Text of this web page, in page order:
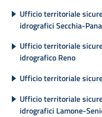
Agenzia
Seguici
su
Ufficio territoriale
idrografici Secchia-
Ufficio territoriale
idrografico Reno
Ufficio territoriale
Ufficio territoriale
idrografici Lamone-